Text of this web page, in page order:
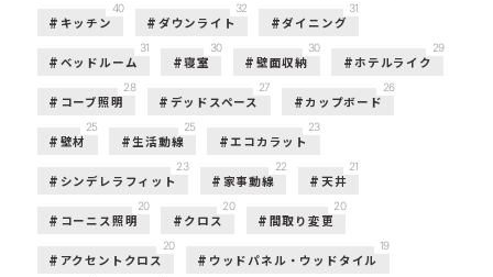
キッチン
40
ダウンライト
32
ダイニング
31
ベッドルーム
31
寝室
30
壁面収納
30
ホテルライク
29
コーブ照明
28
デッドスペース
27
カップボード
26
壁材
25
生活動線
25
エコカラット
23
シンデレラフィット
23
家事動線
22
天井
21
コーニス照明
20
クロス
20
間取り変更
20
アクセントクロス
20
ウッドパネル・ウッドタイル
19